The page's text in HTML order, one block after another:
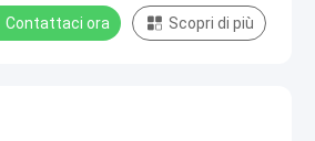
Contattaci ora Scopri di più